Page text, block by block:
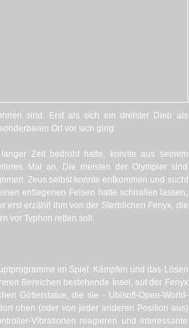
sind. Erst als sich ein dreister Dieb als
Ort vor sich ging:
Zeit bedroht hatte, konnte aus seinem
Mal an. Die meisten der Olympier sind
Zeus selbst konnte entkommen und sucht
entlegenen Felsen hatte schnallen lassen,
erst erzählt ihm von der Sterblichen Fenyx, die
vor Typhon retten soll.
im Spiel: Kämpfen und das Lösen
Bereichen bestehende Insel, auf der Fenyx
Götterstatue, die sie - Ubisoft-Open-World-
oben (oder von jeder anderen Position aus)
Vibrationen reagieren und interessante